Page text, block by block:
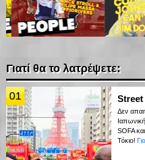
Γιατί θα το λατρέψετε:
01
Δεν
SOFA
Τόκιο!